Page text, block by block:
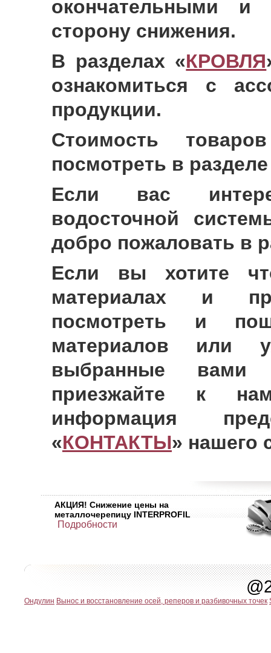
окончательными
сторону снижения.
В разделах «КРОВЛЯ
ознакомиться с
продукции.
Стоимость
посмотреть в
Если вас
водосточной
добро пожаловать в
Если вы хотите
материалах и
посмотреть и
материалов или
выбранные вами
приезжайте к
информация
«КОНТАКТЫ» нашего
АКЦИЯ! Снижение цены на
металлочерепицу INTERPROFIL
Подробности
Ондулин Вынос и восстановление осей, реперов и разбивочных точек